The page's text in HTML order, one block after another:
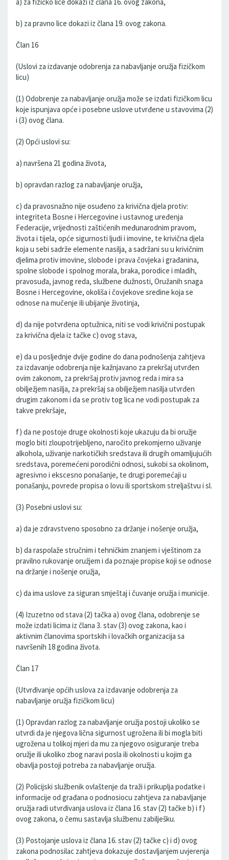
b) za pravno lice dokazi iz člana 19. ovog zakona.
Član 16
(Uslovi za izdavanje odobrenja za nabavljanje oružja fizičkom
licu)
(1) Odobrenje za nabavljanje oružja može se izdati fizičkom licu
koje ispunjava opće i posebne uslove utvrđene u stavovima (2)
i (3) ovog člana.
(2) Opći uslovi su:
a) navršena 21 godina života,
b) opravdan razlog za nabavljanje oružja,
c) da pravosnažno nije osuđeno za krivična djela protiv:
integriteta Bosne i Hercegovine i ustavnog uređenja
Federacije, vrijednosti zaštićenih međunarodnim pravom,
života i tijela, opće sigurnosti ljudi i imovine, te krivična djela
koja u sebi sadrže elemente nasilja, a sadržani su u krivičnim
djelima protiv imovine, slobode i prava čovjeka i građanina,
spolne slobode i spolnog morala, braka, porodice i mladih,
pravosuđa, javnog reda, službene dužnosti, Oružanih snaga
Bosne i Hercegovine, okoliša i čovjekove sredine koja se
odnose na mučenje ili ubijanje životinja,
d) da nije potvrđena optužnica, niti se vodi krivični postupak
za krivična djela iz tačke c) ovog stava,
e) da u posljednje dvije godine do dana podnošenja zahtjeva
za izdavanje odobrenja nije kažnjavano za prekršaj utvrđen
ovim zakonom, za prekršaj protiv javnog reda i mira sa
obilježjem nasilja, za prekršaj sa obilježjem nasilja utvrđen
drugim zakonom i da se protiv tog lica ne vodi postupak za
takve prekršaje,
f) da ne postoje druge okolnosti koje ukazuju da bi oružje
moglo biti zloupotrijebljeno, naročito prekomjerno uživanje
alkohola, uživanje narkotičkih sredstava ili drugih omamljujućih
sredstava, poremećeni porodični odnosi, sukobi sa okolinom,
agresivno i ekscesno ponašanje, te drugi poremećaji u
ponašanju, povrede propisa o lovu ili sportskom streljaštvu i sl.
(3) Posebni uslovi su:
a) da je zdravstveno sposobno za držanje i nošenje oružja,
b) da raspolaže stručnim i tehničkim znanjem i vještinom za
pravilno rukovanje oružjem i da poznaje propise koji se odnose
na držanje i nošenje oružja,
c) da ima uslove za siguran smještaj i čuvanje oružja i municije.
(4) Izuzetno od stava (2) tačka a) ovog člana, odobrenje se
može izdati licima iz člana 3. stav (3) ovog zakona, kao i
aktivnim članovima sportskih i lovačkih organizacija sa
navršenih 18 godina života.
Član 17
(Utvrđivanje općih uslova za izdavanje odobrenja za
nabavljanje oružja fizičkom licu)
(1) Opravdan razlog za nabavljanje oružja postoji ukoliko se
utvrdi da je njegova lična sigurnost ugrožena ili bi mogla biti
ugrožena u tolikoj mjeri da mu za njegovo osiguranje treba
oružje ili ukoliko zbog naravi posla ili okolnosti u kojim ga
obavlja postoji potreba za nabavljanje oružja.
(2) Policijski službenik ovlaštenje da traži i prikuplja podatke i
informacije od građana o podnosiocu zahtjeva za nabavljanje
oružja radi utvrđivanja uslova iz člana 16. stav (2) tačke b) i f)
ovog zakona, o čemu sastavlja službenu zabilješku.
(3) Postojanje uslova iz člana 16. stav (2) tačke c) i d) ovog
zakona podnosilac zahtjeva dokazuje dostavljanjem uvjerenja